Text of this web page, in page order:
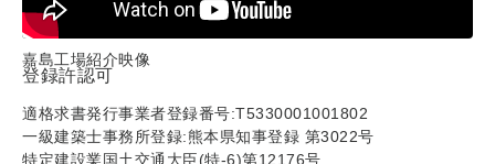
嘉島工場紹介映像
登録許認可
適格求書発行事業者登録番号:T5330001001802
一級建築士事務所登録:熊本県知事登録 第3022号
特定建設業国土交通大臣(特-6)第12176号